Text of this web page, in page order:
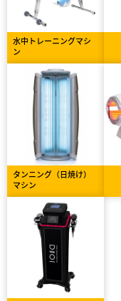
水中トレーニングマシ
ン
タンニング（日焼け）
マシン